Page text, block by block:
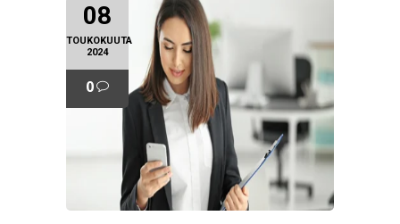
08
TOUKOKUUTA
2024
0